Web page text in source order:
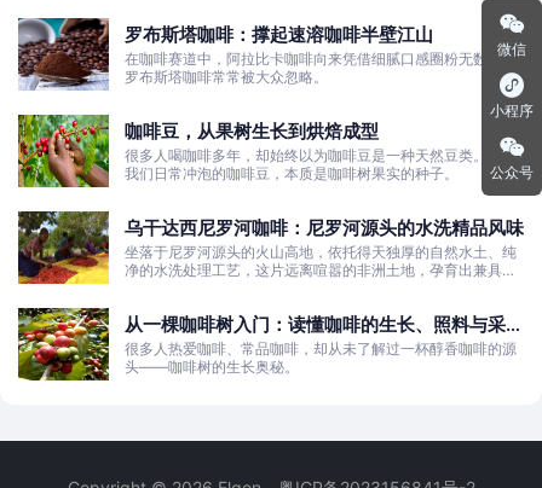
罗布斯塔咖啡：撑起速溶咖啡半壁江山
在咖啡赛道中，阿拉比卡咖啡向来凭借细腻口感圈粉无数，而
罗布斯塔咖啡常常被大众忽略。
咖啡豆，从果树生长到烘焙成型
很多人喝咖啡多年，却始终以为咖啡豆是一种天然豆类。其实
我们日常冲泡的咖啡豆，本质是咖啡树果实的种子。
乌干达西尼罗河咖啡：尼罗河源头的水洗精品风味
坐落于尼罗河源头的火山高地，依托得天独厚的自然水土、纯
净的水洗处理工艺，这片远离喧嚣的非洲土地，孕育出兼具干
从一棵咖啡树入门：读懂咖啡的生长、照料与采收
全过程
很多人热爱咖啡、常品咖啡，却从未了解过一杯醇香咖啡的源
头——咖啡树的生长奥秘。
微信
小程序
公众号